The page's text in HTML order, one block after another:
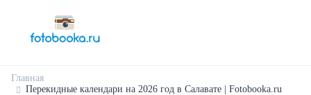
Главная
Перекидные календари на 2026 год в Салавате | Fotobooka.ru